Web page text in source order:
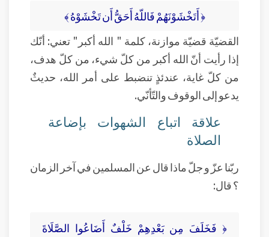
﴿ أَتَخْشَوْنَهُمْ فَاللّهُ أَحَقُّ أَن تَخْشَوْهُ ﴾
القضيّة قضيّة موازنة، كلمة " الله أكبر" تعني: أنّك
إذا رأيت أنّ الله أكبر من كلّ شيء، من كلّ هدف،
من كلّ غاية، عندئذٍ تنضبط على أمر الله، حديثٌ
يدعو إلى الوقوف والتّأنّي.
علاقة اتباع الشهوات بإضاعة
الصلاة
ربّنا عزّ و جلّ ماذا قال عن المسلمين في آخر الزمان
؟ قال:
﴿ فَخَلَفَ مِن بَعْدِهِمْ خَلْفٌ أَضَاعُوا الصَّلَاةَ